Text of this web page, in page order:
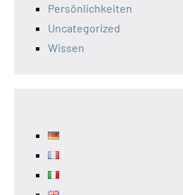
Persönlichkeiten
Uncategorized
Wissen